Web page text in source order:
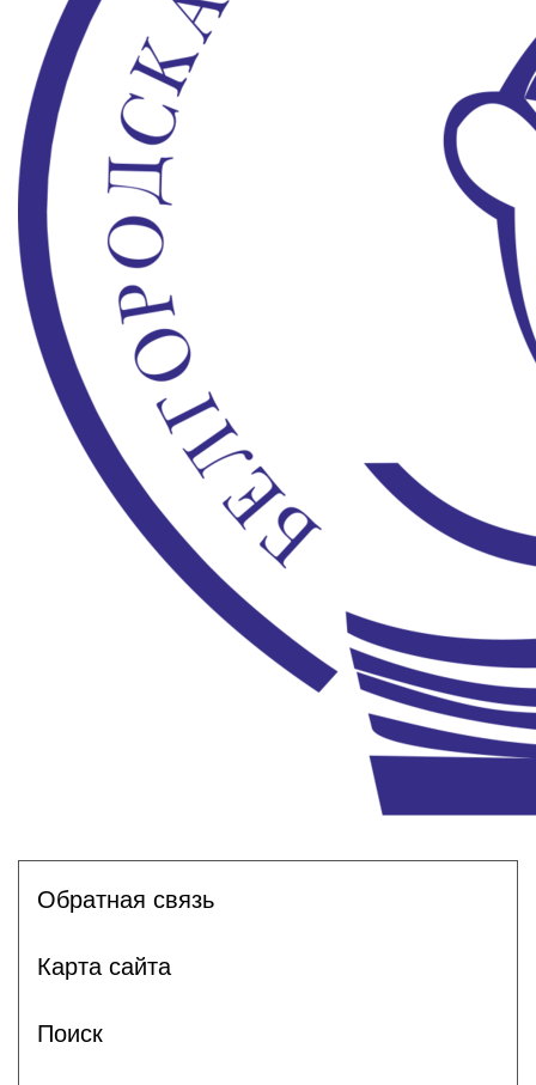
Обратная связь
Карта сайта
Поиск